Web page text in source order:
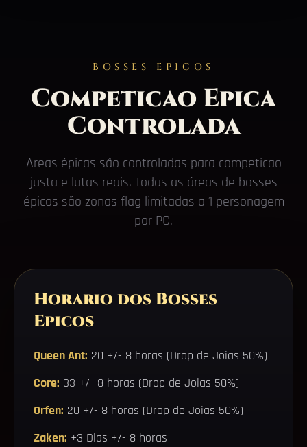
BOSSES EPICOS
Competicao Epica
Controlada
Areas épicas são controladas para competicao
justa e lutas reais. Todas as áreas de bosses
épicos são zonas flag limitadas a 1 personagem
por PC.
Horario dos Bosses
Epicos
Queen Ant: 20 +/- 8 horas (Drop de Joias 50%)
Core: 33 +/- 8 horas (Drop de Joias 50%)
Orfen: 20 +/- 8 horas (Drop de Joias 50%)
Zaken: +3 Dias +/- 8 horas